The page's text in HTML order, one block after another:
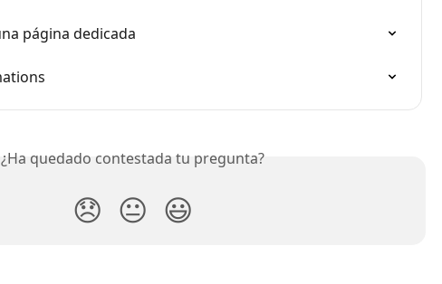
página dedicada
¿Ha quedado contestada tu pregunta?
😞 😐 😃